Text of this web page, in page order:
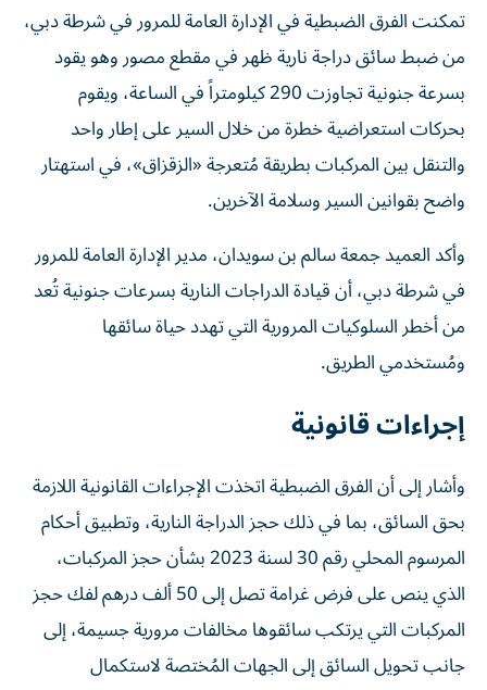
تمكنت الفرق الضبطية في الإدارة العامة للمرور في شرطة دبي،
من ضبط سائق دراجة نارية ظهر في مقطع مصور وهو يقود
بسرعة جنونية تجاوزت 290 كيلومتراً في الساعة، ويقوم
بحركات استعراضية خطرة من خلال السير على إطار واحد
والتنقل بين المركبات بطريقة مُتعرجة «الزقزاق»، في استهتار
واضح بقوانين السير وسلامة الآخرين.
وأكد العميد جمعة سالم بن سويدان، مدير الإدارة العامة للمرور
في شرطة دبي، أن قيادة الدراجات النارية بسرعات جنونية تُعد
من أخطر السلوكيات المرورية التي تهدد حياة سائقها
ومُستخدمي الطريق.
إجراءات قانونية
وأشار إلى أن الفرق الضبطية اتخذت الإجراءات القانونية اللازمة
بحق السائق، بما في ذلك حجز الدراجة النارية، وتطبيق أحكام
المرسوم المحلي رقم 30 لسنة 2023 بشأن حجز المركبات،
الذي ينص على فرض غرامة تصل إلى 50 ألف درهم لفك حجز
المركبات التي يرتكب سائقوها مخالفات مرورية جسيمة، إلى
جانب تحويل السائق إلى الجهات المُختصة لاستكمال